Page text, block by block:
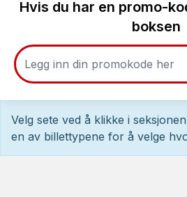
Hvis du har en promo-
boksen
Velg sete ved å klikke i
en av billettypene for å velge